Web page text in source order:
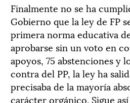
Finalmente no se ha
Gobierno que la ley de FP
primera norma educativa
aprobarse sin un voto en
apoyos, 75 abstenciones y
contra del PP, la ley ha
precisaba de la mayoría
carácter orgánico. Sigue